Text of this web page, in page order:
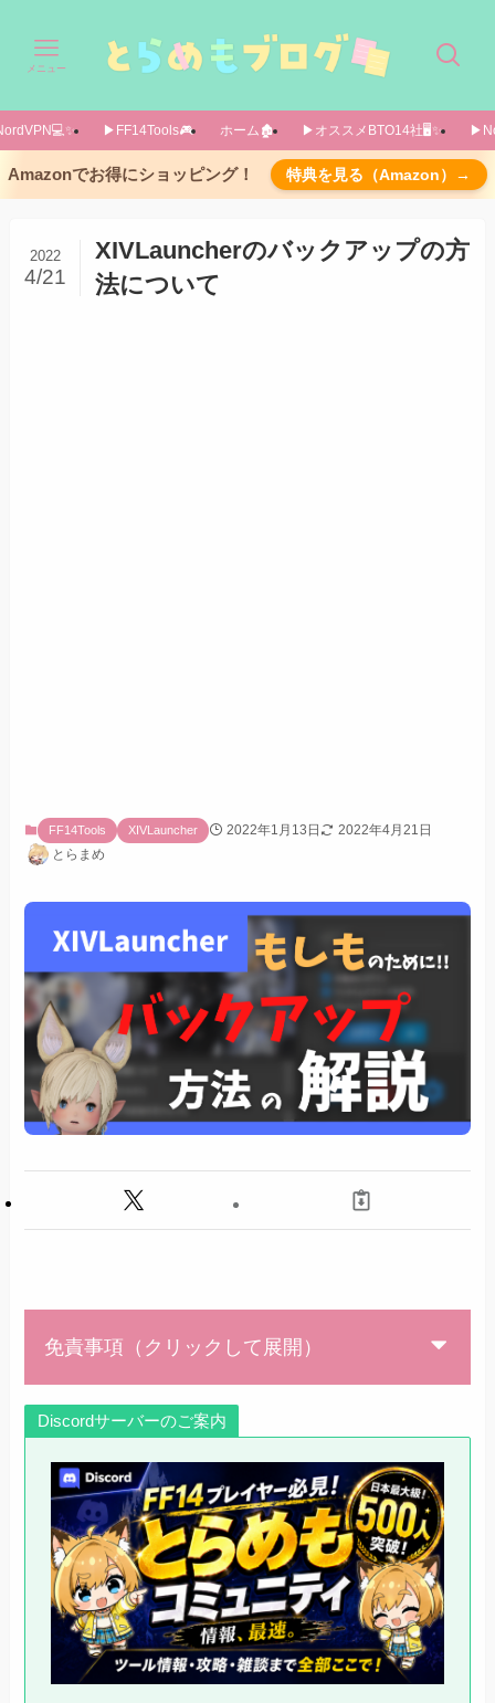
メニュー
▶FF14Tools🎮️ ホーム🏚️ ▶オススメBTO14社🖥️✨️
Amazonでお得にショッピング！ 特典を見る（Amazon）→
XIVLauncherのバックアップの方
法について
2022
4/21
FF14Tools XIVLauncher 2022年1月13日
2022年4月21日
とらまめ
免責事項（クリックして展開）
Discordサーバーのご案内
XIVLauncherのバックアップ方法
XIVLauncherは2つのフォルダから成り立ってい
プラグインなどを管理しているフォルダの場所
バックアップの復元方法